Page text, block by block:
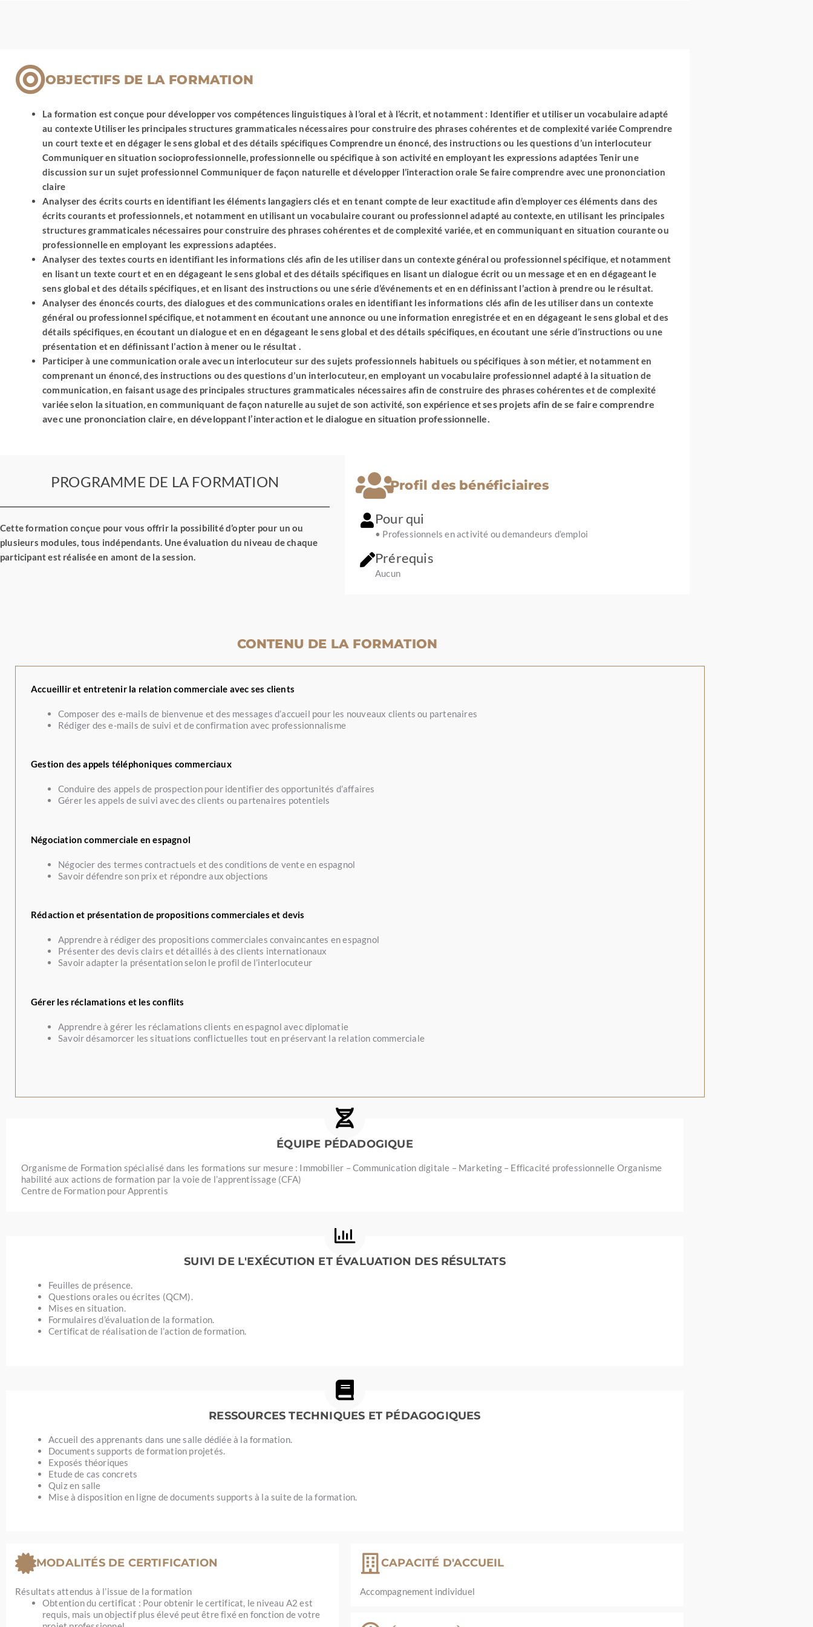
OBJECTIFS DE LA FORMATION
La formation est conçue pour développer vos compétences linguistiques à l’oral et à l’écrit, et notamment : Identifier et utiliser un vocabulaire adapté
au contexte Utiliser les principales structures grammaticales nécessaires pour construire des phrases cohérentes et de complexité variée Comprendre
un court texte et en dégager le sens global et des détails spécifiques Comprendre un énoncé, des instructions ou les questions d’un interlocuteur
Communiquer en situation socioprofessionnelle, professionnelle ou spécifique à son activité en employant les expressions adaptées Tenir une
discussion sur un sujet professionnel Communiquer de façon naturelle et développer l’interaction orale Se faire comprendre avec une prononciation
claire
Analyser des écrits courts en identifiant les éléments langagiers clés et en tenant compte de leur exactitude afin d’employer ces éléments dans des
écrits courants et professionnels, et notamment en utilisant un vocabulaire courant ou professionnel adapté au contexte, en utilisant les principales
structures grammaticales nécessaires pour construire des phrases cohérentes et de complexité variée, et en communiquant en situation courante ou
professionnelle en employant les expressions adaptées.
Analyser des textes courts en identifiant les informations clés afin de les utiliser dans un contexte général ou professionnel spécifique, et notamment
en lisant un texte court et en en dégageant le sens global et des détails spécifiques en lisant un dialogue écrit ou un message et en en dégageant le
sens global et des détails spécifiques, et en lisant des instructions ou une série d’événements et en en définissant l’action à prendre ou le résultat.
Analyser des énoncés courts, des dialogues et des communications orales en identifiant les informations clés afin de les utiliser dans un contexte
général ou professionnel spécifique, et notamment en écoutant une annonce ou une information enregistrée et en en dégageant le sens global et des
détails spécifiques, en écoutant un dialogue et en en dégageant le sens global et des détails spécifiques, en écoutant une série d’instructions ou une
présentation et en définissant l’action à mener ou le résultat .
Participer à une communication orale avec un interlocuteur sur des sujets professionnels habituels ou spécifiques à son métier, et notamment en
comprenant un énoncé, des instructions ou des questions d’un interlocuteur, en employant un vocabulaire professionnel adapté à la situation de
communication, en faisant usage des principales structures grammaticales nécessaires afin de construire des phrases cohérentes et de complexité
variée selon la situation, en communiquant de façon naturelle au sujet de son activité, son expérience et ses projets afin de se faire comprendre
avec une prononciation claire, en développant l’interaction et le dialogue en situation professionnelle.
PROGRAMME DE LA FORMATION
Cette formation conçue pour vous offrir la possibilité d’opter pour un ou
plusieurs modules, tous indépendants. Une évaluation du niveau de chaque
participant est réalisée en amont de la session.
Profil des bénéficiaires
Pour qui
• Professionnels en activité ou demandeurs d’emploi
Prérequis
Aucun
CONTENU DE LA FORMATION
Accueillir et entretenir la relation commerciale avec ses clients
Composer des e-mails de bienvenue et des messages d’accueil pour les nouveaux clients ou partenaires
Rédiger des e-mails de suivi et de confirmation avec professionnalisme
Gestion des appels téléphoniques commerciaux
Conduire des appels de prospection pour identifier des opportunités d’affaires
Gérer les appels de suivi avec des clients ou partenaires potentiels
Négociation commerciale en espagnol
Négocier des termes contractuels et des conditions de vente en espagnol
Savoir défendre son prix et répondre aux objections
Rédaction et présentation de propositions commerciales et devis
Apprendre à rédiger des propositions commerciales convaincantes en espagnol
Présenter des devis clairs et détaillés à des clients internationaux
Savoir adapter la présentation selon le profil de l’interlocuteur
Gérer les réclamations et les conflits
Apprendre à gérer les réclamations clients en espagnol avec diplomatie
Savoir désamorcer les situations conflictuelles tout en préservant la relation commerciale
ÉQUIPE PÉDADOGIQUE
Organisme de Formation spécialisé dans les formations sur mesure : Immobilier – Communication digitale – Marketing – Efficacité professionnelle Organisme
habilité aux actions de formation par la voie de l’apprentissage (CFA)
Centre de Formation pour Apprentis
SUIVI DE L'EXÉCUTION ET ÉVALUATION DES RÉSULTATS
Feuilles de présence.
Questions orales ou écrites (QCM).
Mises en situation.
Formulaires d’évaluation de la formation.
Certificat de réalisation de l’action de formation.
RESSOURCES TECHNIQUES ET PÉDAGOGIQUES
Accueil des apprenants dans une salle dédiée à la formation.
Documents supports de formation projetés.
Exposés théoriques
Etude de cas concrets
Quiz en salle
Mise à disposition en ligne de documents supports à la suite de la formation.
MODALITÉS DE CERTIFICATION
Résultats attendus à l’issue de la formation
Obtention du certificat : Pour obtenir le certificat, le niveau A2 est
requis, mais un objectif plus élevé peut être fixé en fonction de votre
CAPACITÉ D'ACCUEIL
Accompagnement individuel